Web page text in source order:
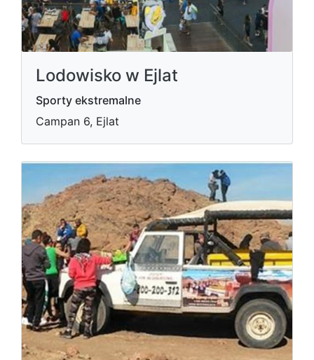
Lodowisko w Ejlat
Sporty ekstremalne
Campan 6, Ejlat